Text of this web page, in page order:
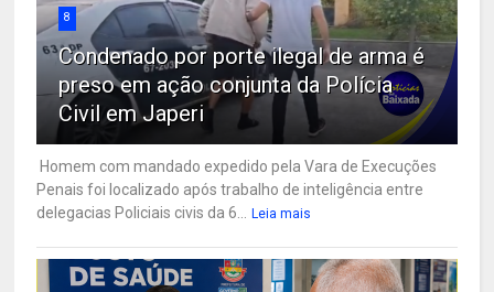
8
Condenado por porte ilegal de arma é
preso em ação conjunta da Polícia
Civil em Japeri
Homem com mandado expedido pela Vara de Execuções
Penais foi localizado após trabalho de inteligência entre
delegacias Policiais civis da 6...
Leia mais